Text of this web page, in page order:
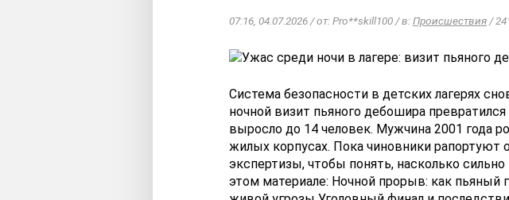
07:16, 04.07.2026 / от: Pro**skill100 / в:Происшествия/
Система безопасности в детских лагерях
ночной визит пьяного дебошира
выросло до 14 человек. Мужчина 2001 года
жилых корпусах. Пока чиновники рапортуют
экспертизы, чтобы понять, насколько
этом материале: Ночной прорыв: как пьяный